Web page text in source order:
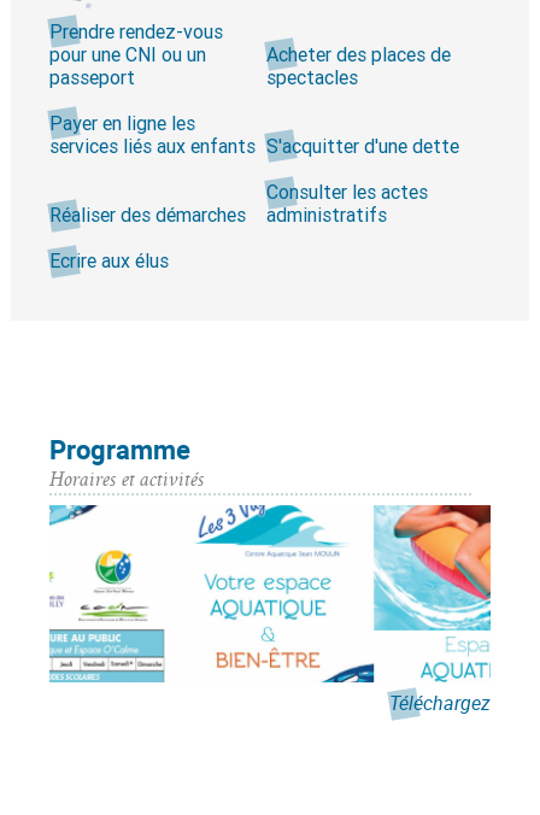
Prendre rendez-vous
pour une CNI ou un
passeport
Acheter des places de
spectacles
Payer en ligne les
services liés aux enfants S'acquitter d'une dette
Réaliser des démarches
Consulter les actes
administratifs
Ecrire aux élus
Programme
Horaires et activités
Téléchargez